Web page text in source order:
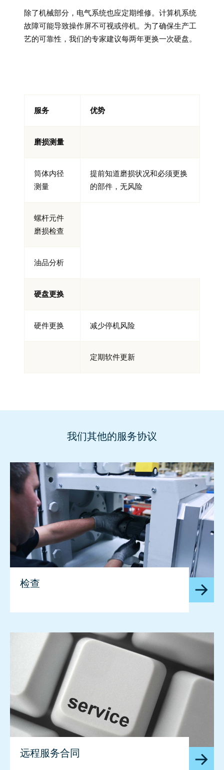
除了机械部分，电气系统也应定期维修。计算机系统
故障可能导致操作屏不可视或停机。为了确保生产工
艺的可靠性，我们的专家建议每两年更换一次硬盘。
服务 优势
磨损测量
筒体内径
测量
提前知道磨损状况和必须更换
的部件，无风险
螺杆元件
磨损检查
油品分析
硬盘更换
硬件更换 减少停机风险
定期软件更新
我们其他的服务协议
检查
远程服务合同